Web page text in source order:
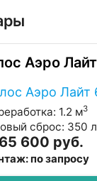
Аэро
1.2 м3
сброс: 350 л
600 руб.
по запросу